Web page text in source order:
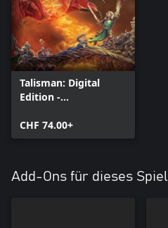
Talisman: Digital
Edition -
CHF 74.00+
Add-Ons für dieses Spiel